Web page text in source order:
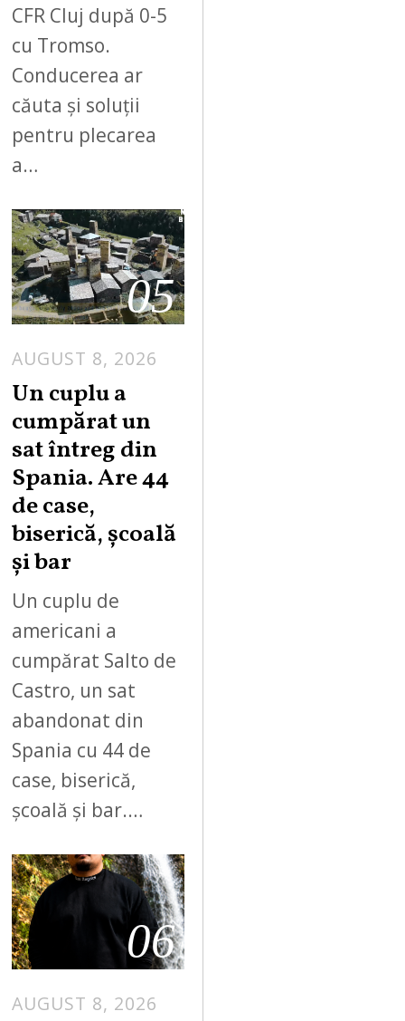
CFR Cluj după 0-5
cu Tromso.
Conducerea ar
căuta și soluții
pentru plecarea
a…
05
AUGUST 8, 2026
Un cuplu a
cumpărat un
sat întreg din
Spania. Are 44
de case,
biserică, școală
și bar
Un cuplu de
americani a
cumpărat Salto de
Castro, un sat
abandonat din
Spania cu 44 de
case, biserică,
școală și bar.…
06
AUGUST 8, 2026